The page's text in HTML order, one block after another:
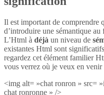
Il est important de comprendre
d’introduire une sémantique
L’Html à déjà un niveau de
existantes Html sont
regardez cet élément familier
vous verrez où je veux en venir
<img alt= »chat ronron » src=
chat ronronne » />